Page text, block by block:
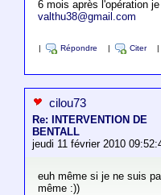
6 mois après l'opération
valthu38@gmail.com
Répondre Citer
cilou73
Re: INTERVENTION DE
BENTALL
jeudi 11 février 2010
euh même si je ne suis
même :))